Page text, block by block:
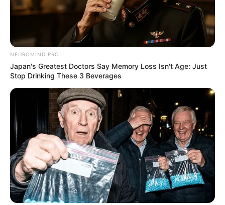
NEUROMIND PRO
Japan's Greatest Doctors Say Memory Loss Isn't Age: Just
Stop Drinking These 3 Beverages